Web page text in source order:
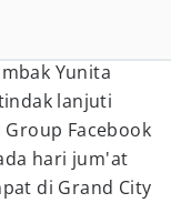
Yunita
lanjuti
Facebook
hari jum'at
di Grand City